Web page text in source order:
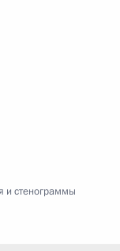
и стенограммы